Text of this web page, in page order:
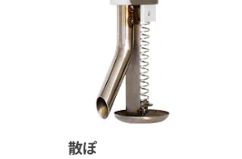
散ぽ